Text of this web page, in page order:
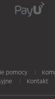
pomocy
Kontakt